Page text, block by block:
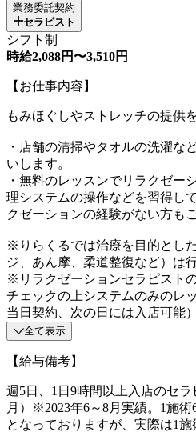
業務委託契約
セラピスト
シフト制
時給2,088円〜3,510円
【お仕事内容】
もみほぐしやストレッチの提供
・店舗の清掃やタオルの洗濯な
いします。
・無料のレッスンでリラクゼー
理システムの操作などを習得し
クゼーションの経験がない方も
※りらくるでは治療を目的とし
ジ、あん摩、柔道整復など）は
※リラクゼーションセラピスト
チェックの上システムのみのレ
当日契約、次の日には入店可能）
全て表示
【給与備考】
週5日、1日9時間以上入店のセ
月）※2023年6～8月実績。1施
となっておりますが、実際は1